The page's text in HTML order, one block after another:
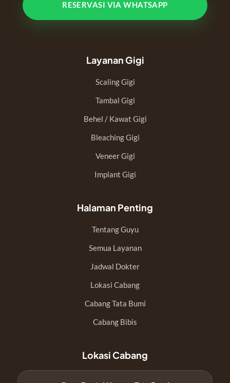
RESERVASI VIA WHATSAPP
Layanan Gigi
Scaling Gigi
Tambal Gigi
Behel / Kawat Gigi
Bleaching Gigi
Veneer Gigi
Implant Gigi
Halaman Penting
Tentang Guyu
Semua Layanan
Jadwal Dokter
Lokasi Cabang
Cabang Tata Bumi
Cabang Bibis
Lokasi Cabang